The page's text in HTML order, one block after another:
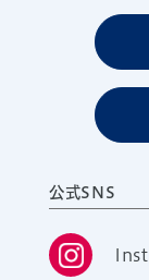
公式SNS